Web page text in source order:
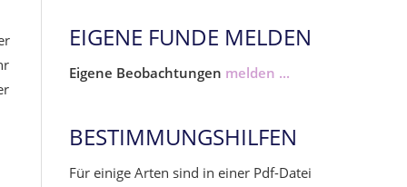
EIGENE FUNDE MELDEN
Eigene Beobachtungen melden ...
BESTIMMUNGSHILFEN
Für einige Arten sind in einer Pdf-Datei